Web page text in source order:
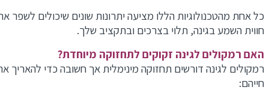
כל אחת מהטכנולוגיות הללו מציעה יתרונות שונים שיכולים לשפר את
חווית השמע בגינה, תלוי בצרכים ובתקציב שלך.
האם רמקולים לגינה זקוקים לתחזוקה מיוחדת?
רמקולים לגינה דורשים תחזוקה מינימלית אך חשובה כדי להאריך את
חייהם: